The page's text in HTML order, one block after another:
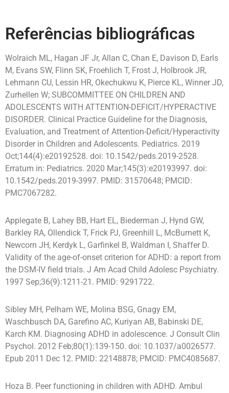
Referências bibliográficas
Wolraich ML, Hagan JF Jr, Allan C, Chan E, Davison D, Earls
M, Evans SW, Flinn SK, Froehlich T, Frost J, Holbrook JR,
Lehmann CU, Lessin HR, Okechukwu K, Pierce KL, Winner JD,
Zurhellen W; SUBCOMMITTEE ON CHILDREN AND
ADOLESCENTS WITH ATTENTION-DEFICIT/HYPERACTIVE
DISORDER. Clinical Practice Guideline for the Diagnosis,
Evaluation, and Treatment of Attention-Deficit/Hyperactivity
Disorder in Children and Adolescents. Pediatrics. 2019
Oct;144(4):e20192528. doi: 10.1542/peds.2019-2528.
Erratum in: Pediatrics. 2020 Mar;145(3):e20193997. doi:
10.1542/peds.2019-3997. PMID: 31570648; PMCID:
PMC7067282.
Applegate B, Lahey BB, Hart EL, Biederman J, Hynd GW,
Barkley RA, Ollendick T, Frick PJ, Greenhill L, McBurnett K,
Newcorn JH, Kerdyk L, Garfinkel B, Waldman I, Shaffer D.
Validity of the age-of-onset criterion for ADHD: a report from
the DSM-IV field trials. J Am Acad Child Adolesc Psychiatry.
1997 Sep;36(9):1211-21. PMID: 9291722.
Sibley MH, Pelham WE, Molina BSG, Gnagy EM,
Waschbusch DA, Garefino AC, Kuriyan AB, Babinski DE,
Karch KM. Diagnosing ADHD in adolescence. J Consult Clin
Psychol. 2012 Feb;80(1):139-150. doi: 10.1037/a0026577.
Epub 2011 Dec 12. PMID: 22148878; PMCID: PMC4085687.
Hoza B. Peer functioning in children with ADHD. Ambul